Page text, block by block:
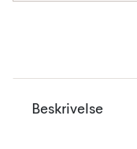
Beskrivelse